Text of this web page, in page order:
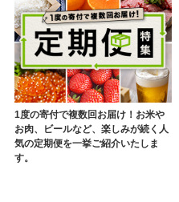
1度の寄付で複数回お届け！お米や
お肉、ビールなど、楽しみが続く人
気の定期便を一挙ご紹介いたしま
す。